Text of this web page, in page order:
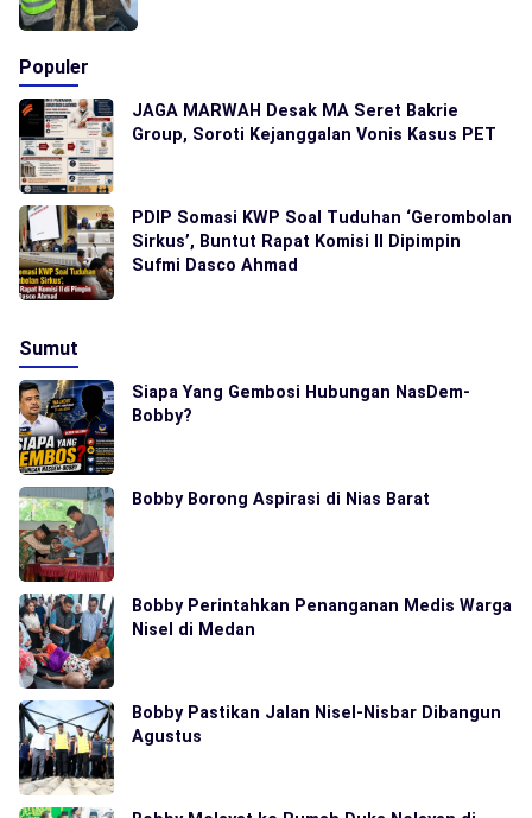
Populer
JAGA MARWAH Desak MA Seret Bakrie
Group, Soroti Kejanggalan Vonis Kasus PET
PDIP Somasi KWP Soal Tuduhan ‘Gerombolan
Sirkus’, Buntut Rapat Komisi II Dipimpin
Sufmi Dasco Ahmad
Sumut
Siapa Yang Gembosi Hubungan NasDem-
Bobby?
Bobby Borong Aspirasi di Nias Barat
Bobby Perintahkan Penanganan Medis Warga
Nisel di Medan
Bobby Pastikan Jalan Nisel-Nisbar Dibangun
Agustus